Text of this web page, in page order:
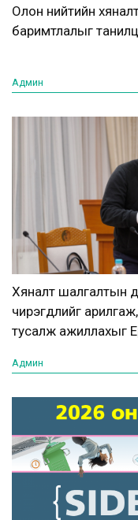
Олон нийтийн
баримтлалыг
Админ
Хяналт шалгалтын
чирэгдлийг
тусалж ажиллахыг
Админ